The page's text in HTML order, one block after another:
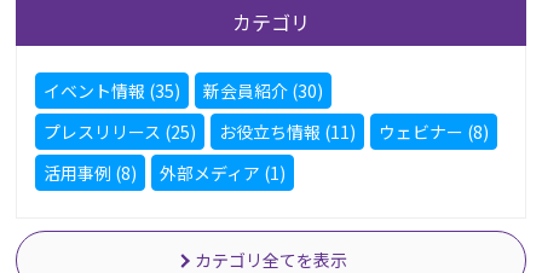
カテゴリ
イベント情報 (35)
新会員紹介 (30)
プレスリリース (25)
お役立ち情報 (11)
ウェビナー (8)
活用事例 (8)
外部メディア (1)
カテゴリ全てを表示